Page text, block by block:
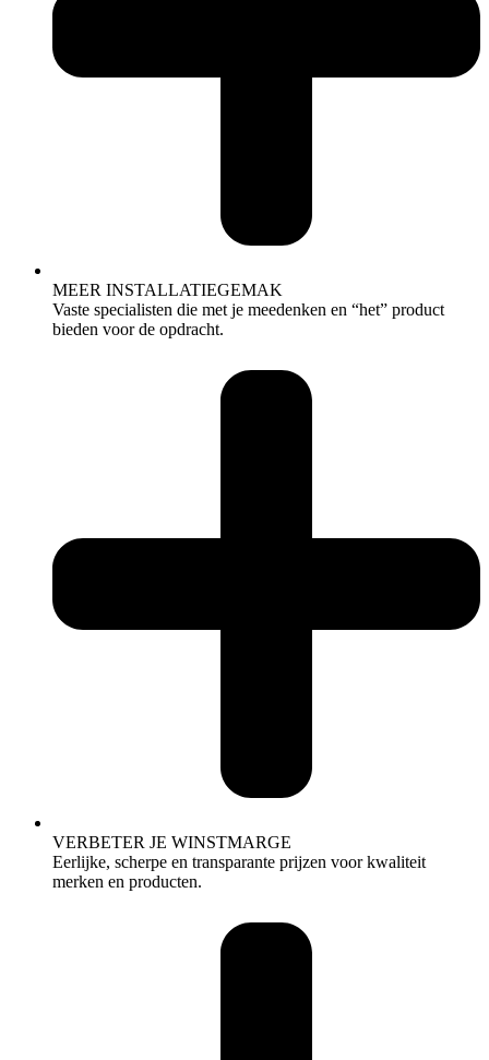
MEER INSTALLATIEGEMAK
Vaste specialisten die met je meedenken en “het” product
bieden voor de opdracht.
VERBETER JE WINSTMARGE
Eerlijke, scherpe en transparante prijzen voor kwaliteit
merken en producten.